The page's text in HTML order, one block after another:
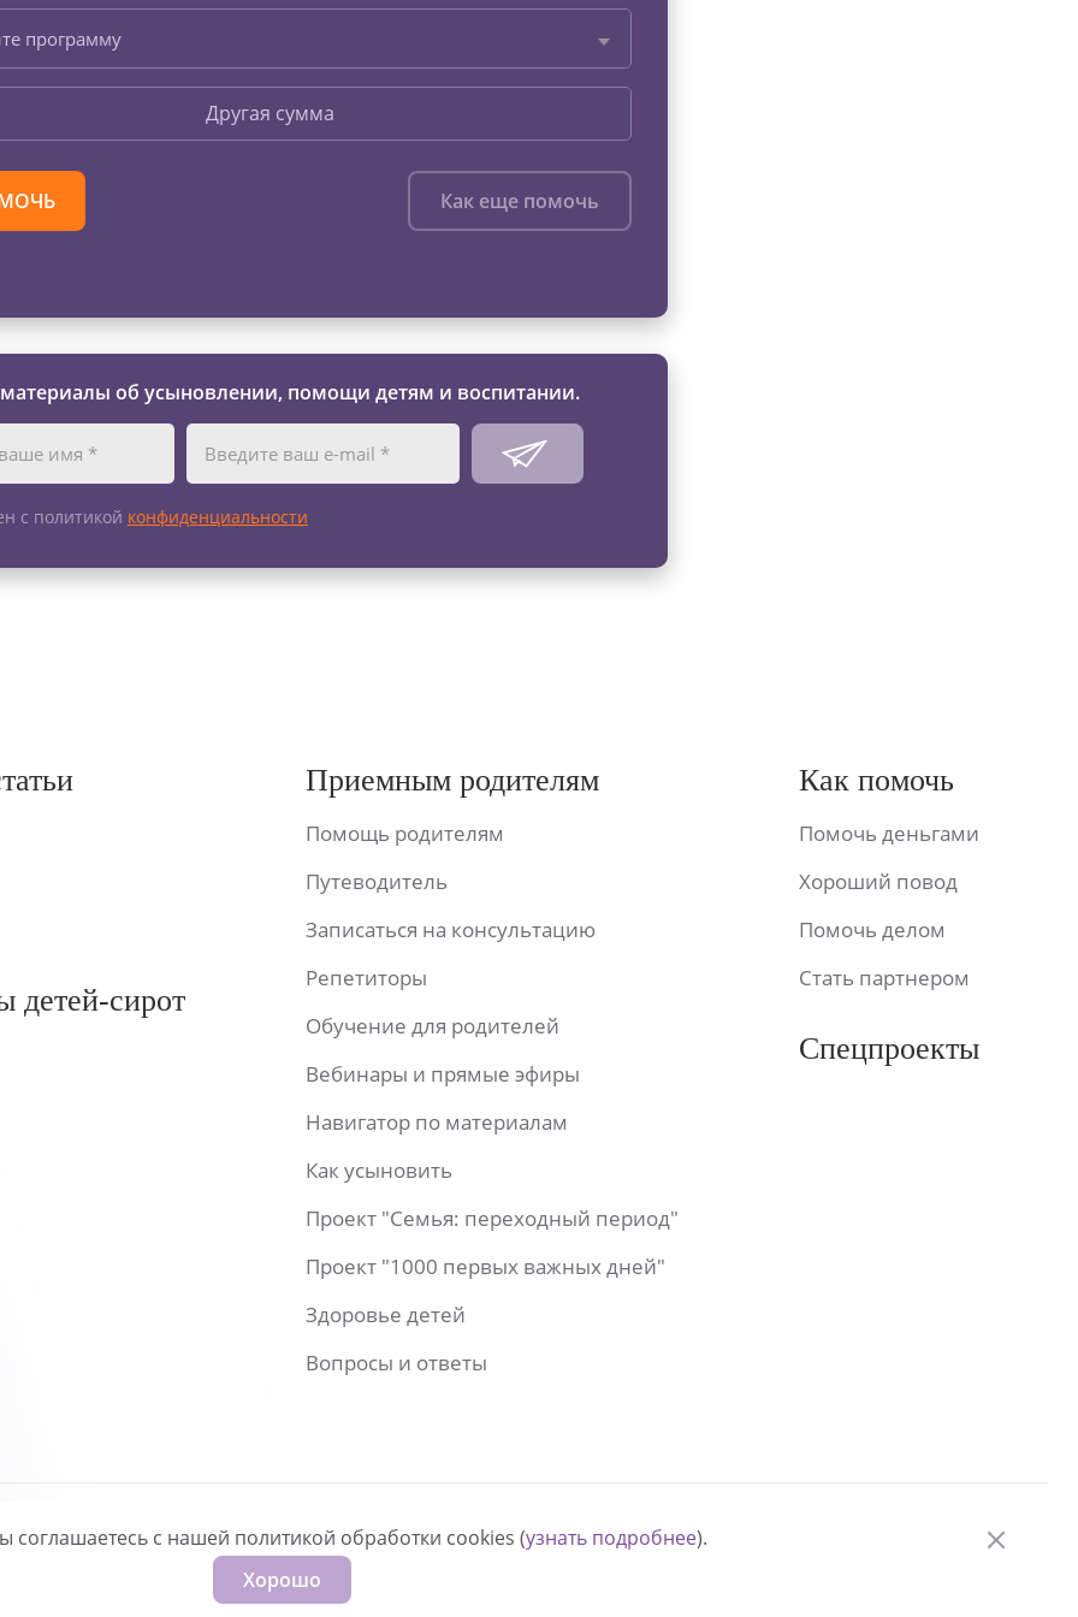
программу
Другая сумма
Как еще помочь
об усыновлении, помощи детям и воспитании.
с политикой конфиденциальности
детей-сирот
Приемным родителям
Помощь родителям
Путеводитель
Записаться на консультацию
Репетиторы
Обучение для родителей
Вебинары и прямые эфиры
Навигатор по материалам
Как усыновить
Проект "Семья: переходный период"
Проект "1000 первых важных дней"
Здоровье детей
Вопросы и ответы
Как помочь
Помочь деньгами
Хороший повод
Помочь делом
Стать партнером
Спецпроекты
соглашаетесь с нашей политикой обработки cookies (узнать подробнее).
Хорошо